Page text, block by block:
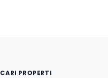
CARI PROPERTI